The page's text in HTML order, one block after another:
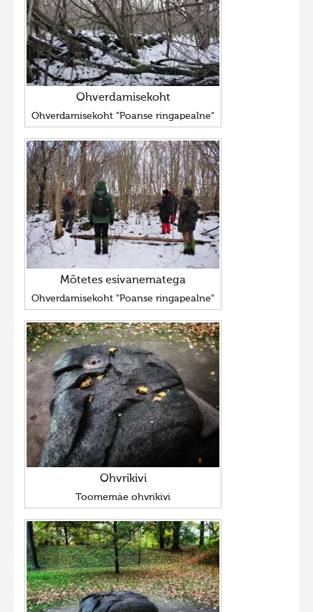
Ohverdamisekoht
Ohverdamisekoht "Poanse ringapealne"
Mõtetes esivanematega
Ohverdamisekoht "Poanse ringapealne"
Ohvrikivi
Toomemäe ohvrikivi